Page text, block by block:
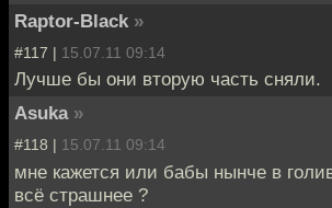
Raptor-Black »
#117 | 15.07.11 09:14
Лучше бы они вторую часть сняли.
Asuka »
#118 | 15.07.11 09:14
мне кажется или бабы нынче в
всё страшнее ?